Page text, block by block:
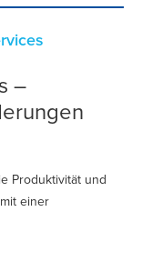
–
Produktivität und
einer